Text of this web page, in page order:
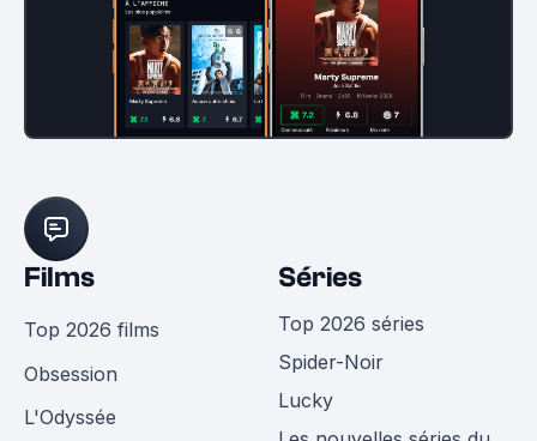
Films
Top 2026 films
Obsession
L'Odyssée
Séries
Top 2026 séries
Spider-Noir
Lucky